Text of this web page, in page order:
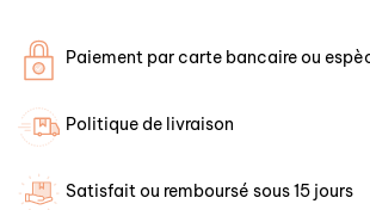
Paiement par carte bancaire ou
Politique de livraison
Satisfait ou remboursé sous 15 jours